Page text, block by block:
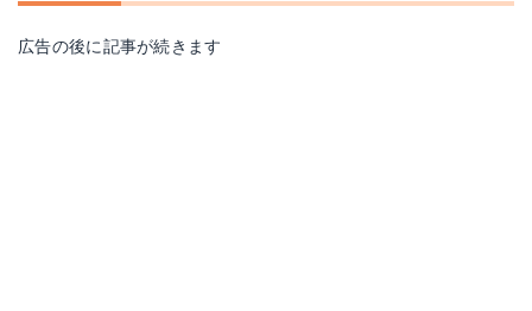
広告の後に記事が続きます